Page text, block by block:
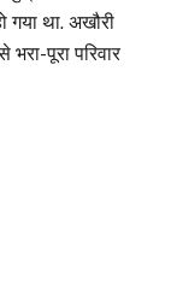
गया था. अखौरी
पूरा परिवार